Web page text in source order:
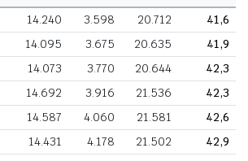
14.240 3.598 20.712
41,6
14.095 3.675 20.635
41,9
14.073 3.770 20.644
42,3
14.692 3.916 21.536
42,3
14.587 4.060 21.581
42,6
14.431 4.178 21.502
42,9